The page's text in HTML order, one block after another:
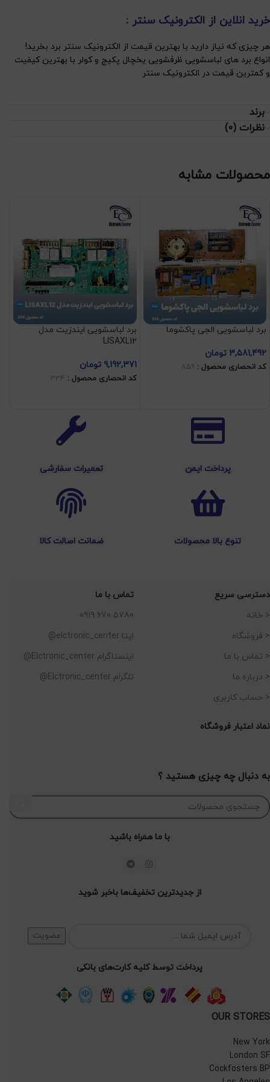
خرید انلاین از الکترونیک سنتر :
هر چیزی که نیاز دارید با بهترین قیمت از الکترونیک سنتر برد بخرید!
انواع برد های لباسشویی ظرفشویی یخچال پکیج و کولر با بهترین کیفیت
و کمترین قیمت در الکترونیک سنتر
برند
نظرات (0)
محصولات مشابه
برد لباسشویی الجی پاکشوما
3,581,492 تومان
کد انحصاری محصول : 859
برد لباسشویی ایندزیت مدل
LISAXL12
9,192,371 تومان
کد انحصاری محصول : 334
پرداخت ایمن تعمیرات سفارشی
تنوع بالا محصولات ضمانت اصالت کالا
دسترسی سریع
< خانه
< فروشگاه
< تماس با ما
< درباره ما
< حساب کاربری
تماس با ما
5780 670 0919
ایتا elctronic_center@
اینستاگرام Elctronic_center@
تلگرام Elctronic_center@
نماد اعتبار فروشگاه
به دنبال چه چیزی هستید ؟
با ما همراه باشید
از جدیدترین تخفیف‌ها باخبر شوید
پرداخت توسط کلیه کارت‌های بانکی
OUR STORES
New York
London SF
Cockfosters BP